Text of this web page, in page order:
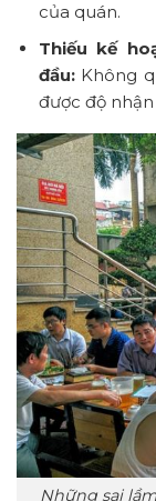
của quán.
Thiếu kế
đầu:Không
được độ
Những sai